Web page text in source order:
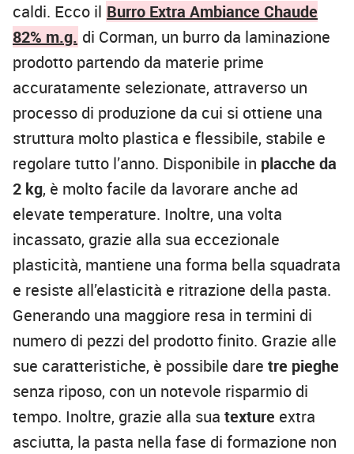
caldi. Ecco il Burro Extra Ambiance Chaude
82% m.g. di Corman, un burro da laminazione
prodotto partendo da materie prime
accuratamente selezionate, attraverso un
processo di produzione da cui si ottiene una
struttura molto plastica e flessibile, stabile e
regolare tutto l’anno. Disponibile in placche da
2 kg, è molto facile da lavorare anche ad
elevate temperature. Inoltre, una volta
incassato, grazie alla sua eccezionale
plasticità, mantiene una forma bella squadrata
e resiste all’elasticità e ritrazione della pasta.
Generando una maggiore resa in termini di
numero di pezzi del prodotto finito. Grazie alle
sue caratteristiche, è possibile dare tre pieghe
senza riposo, con un notevole risparmio di
tempo. Inoltre, grazie alla sua texture extra
asciutta, la pasta nella fase di formazione non